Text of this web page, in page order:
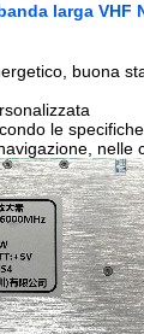
larga VHF
buona
le
nelle